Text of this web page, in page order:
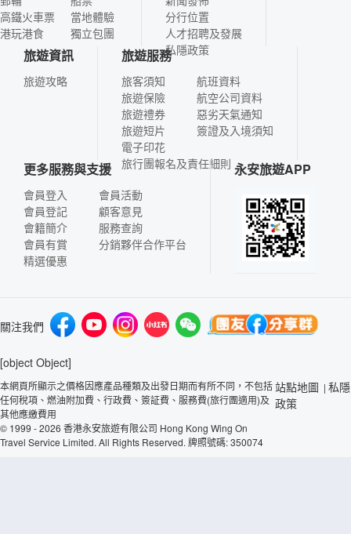
高鐵火車票
港玩港食
當地體驗
獨立包團
分行位置
人才招聘及發展
私隱政策
旅遊資訊
旅遊攻略
旅遊服務
旅客須知
旅遊保險
旅遊禮券
旅遊短片
電子印花
航班資料
航空公司資料
惡劣天氣通知
簽證及入境須知
旅行團報名及責任細則
更多服務與支援
會員登入
會員登記
會籍簡介
會員有賞
精選優惠
會員活動
顧客意見
服務查詢
分銷夥伴合作平台
永安旅遊APP
關注我們
[object Object]
本網頁所顯示之價格因應產品種類及出發日期而有所不同，不包括
任何稅項、燃油附加費、行政費、簽証費、服務費(旅行團適用)及
其他應繳費用
© 1999 - 2026 香港永安旅遊有限公司 Hong Kong Wing On
Travel Service Limited. All Rights Reserved. 牌照號碼: 350074
站點地圖 | 私隱
政策